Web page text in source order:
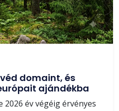
domaint, és
ajándékba
2026 év végéig érvényes